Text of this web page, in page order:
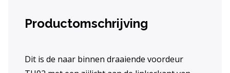
Productomschrijving
Dit is de naar binnen draaiende voordeur